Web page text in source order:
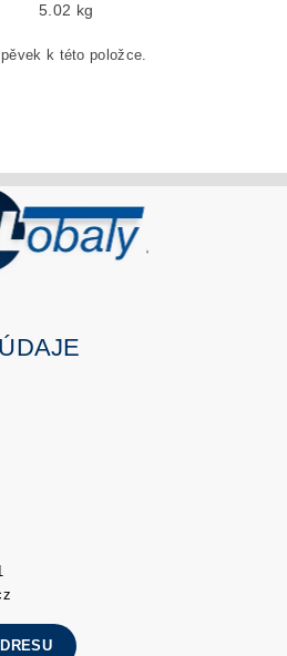
5.02 kg
k této položce.